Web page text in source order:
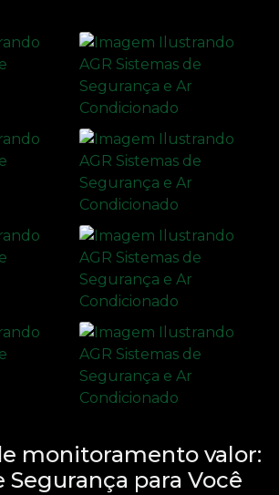
monitoramento valor:
Segurança para Você